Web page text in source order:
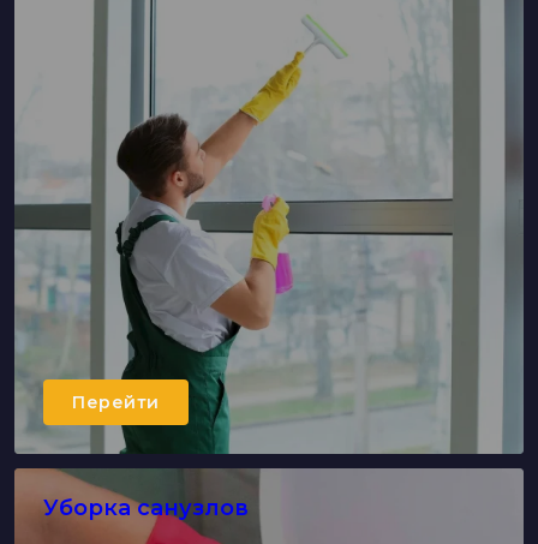
Перейти
Уборка санузлов